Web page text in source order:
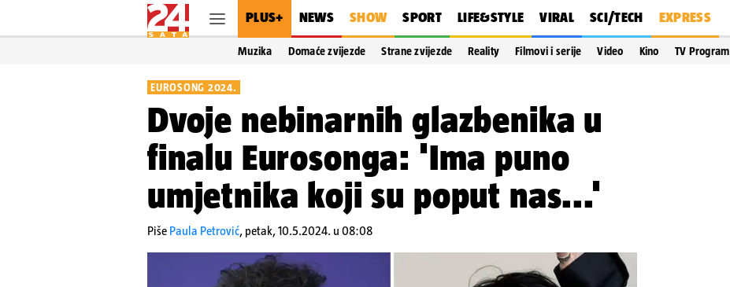
PLUS+ NEWS SHOW SPORT LIFE&STYLE VIRAL SCI/TECH EXPRESS
Muzika Domaće zvijezde Strane zvijezde Reality Filmovi i serije Video Kino TV Program
EUROSONG 2024.
Dvoje nebinarnih glazbenika u
finalu Eurosonga: 'Ima puno
umjetnika koji su poput nas...'
Piše Paula Petrović, petak, 10.5.2024. u 08:08